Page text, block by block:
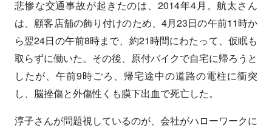
悲惨な交通事故が起きたのは、2014年4月。航太さん
は、顧客店舗の飾り付けのため、4月23日の午前11時か
ら翌24日の午前8時まで、約21時間にわたって、仮眠も
取らずに働いた。その後、原付バイクで自宅に帰ろうと
したが、午前9時ごろ、帰宅途中の道路の電柱に衝突
し、脳挫傷と外傷性くも膜下出血で死亡した。
淳子さんが問題視しているのが、会社がハローワークに